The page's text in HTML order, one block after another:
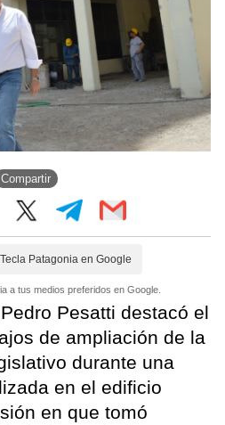
Compartir
Patagonia en Google
a tus medios preferidos en Google.
Pesatti destacó el
de ampliación de la
durante una
en el edificio
en que tomó